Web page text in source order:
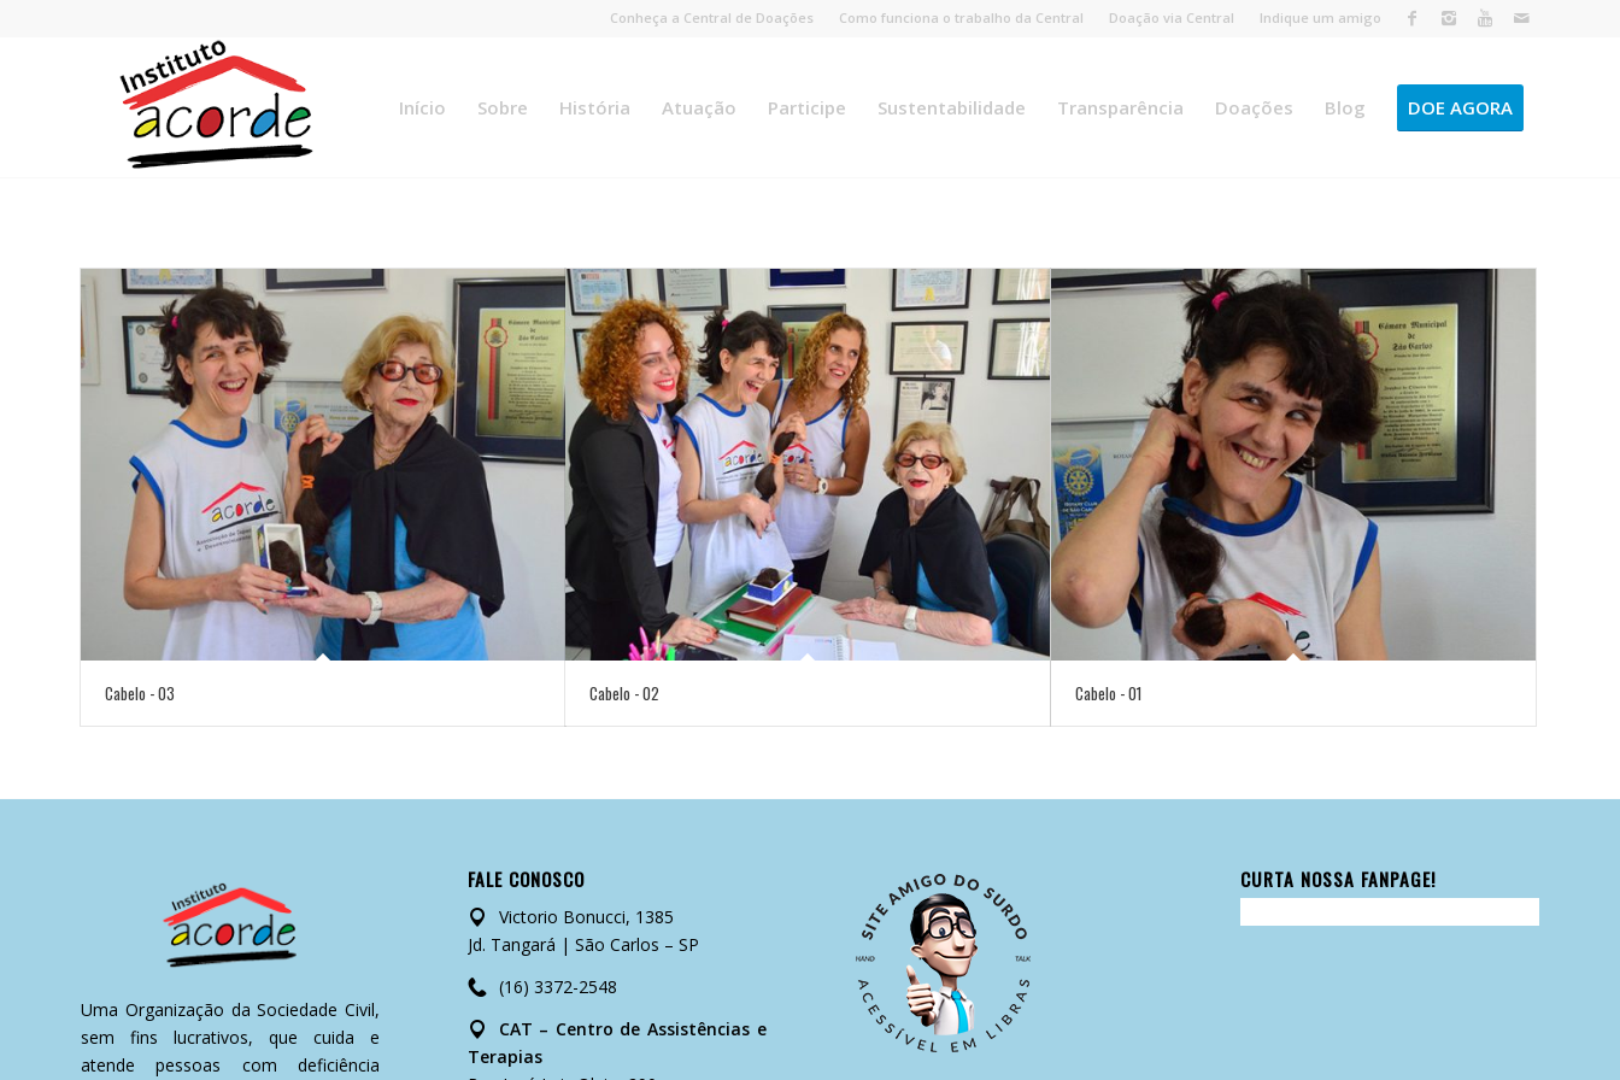
Conheça a Central de Doações Como funciona o trabalho da Central Doação via Central Indique um amigo
Início Sobre História Atuação Participe Sustentabilidade Transparência Doações Blog DOE AGORA
Cabelo - 03 Cabelo - 02 Cabelo - 01
Uma Organização da Sociedade Civil,
sem fins lucrativos, que cuida e
atende pessoas com deficiência
FALE CONOSCO
Victorio Bonucci, 1385
Jd. Tangará | São Carlos – SP
(16) 3372-2548
CAT – Centro de Assistências e
Terapias
CURTA NOSSA FANPAGE!